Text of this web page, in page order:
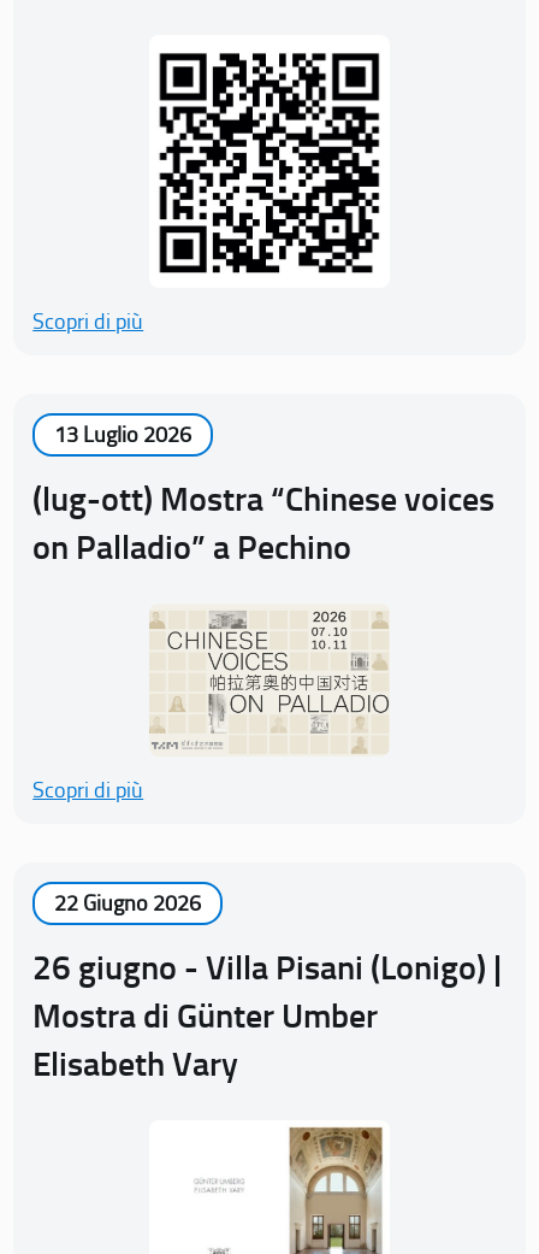
Scopri di più
13 Luglio 2026
(lug-ott) Mostra “Chinese voices
on Palladio” a Pechino
Scopri di più
22 Giugno 2026
26 giugno - Villa Pisani (Lonigo) |
Mostra di Günter Umber
Elisabeth Vary